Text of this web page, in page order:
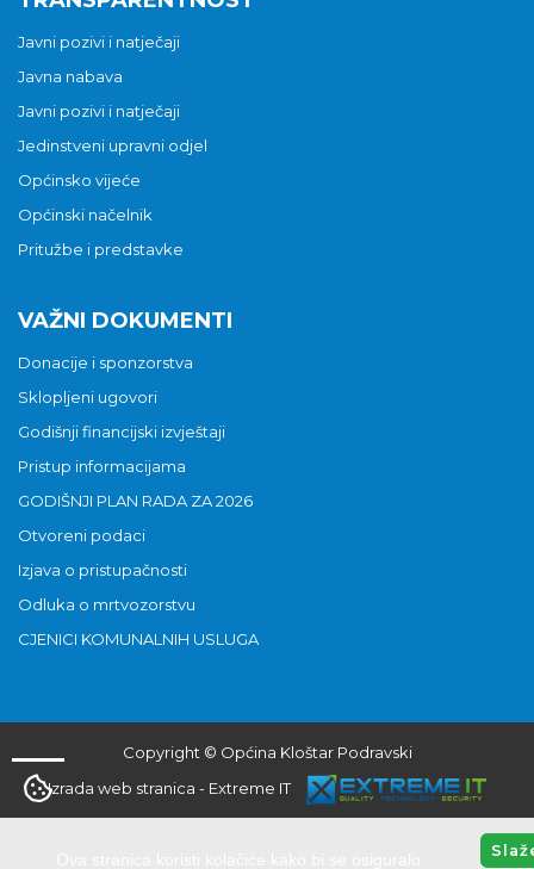
Javni pozivi i natječaji
Javna nabava
Javni pozivi i natječaji
Jedinstveni upravni odjel
Općinsko vijeće
Općinski načelnik
Pritužbe i predstavke
VAŽNI DOKUMENTI
Donacije i sponzorstva
Sklopljeni ugovori
Godišnji financijski izvještaji
Pristup informacijama
GODIŠNJI PLAN RADA ZA 2026
Otvoreni podaci
Izjava o pristupačnosti
Odluka o mrtvozorstvu
CJENICI KOMUNALNIH USLUGA
Copyright © Općina Kloštar Podravski
Izrada web stranica - Extreme IT